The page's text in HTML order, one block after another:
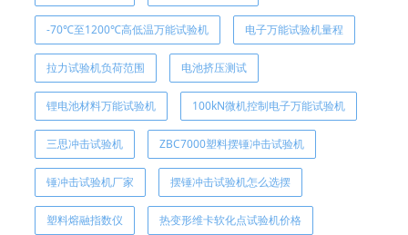
-70℃至1200℃高低温万能试验机 电子万能试验机量程
拉力试验机负荷范围 电池挤压测试
锂电池材料万能试验机 100kN微机控制电子万能试验机
三思冲击试验机 ZBC7000塑料摆锤冲击试验机
锤冲击试验机厂家 摆锤冲击试验机怎么选摆
塑料熔融指数仪 热变形维卡软化点试验机价格